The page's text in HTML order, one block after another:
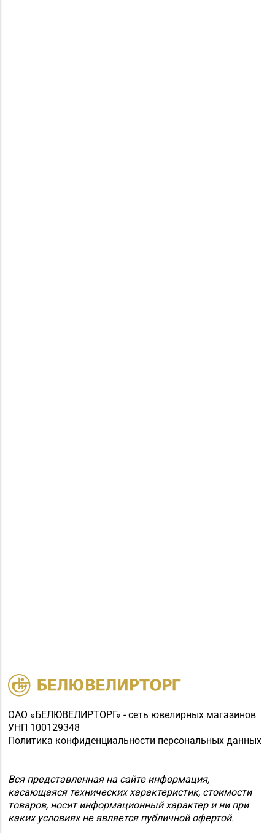
ОАО «БЕЛЮВЕЛИРТОРГ» - сеть ювелирных магазинов
УНП 100129348
Политика конфиденциальности персональных данных
Вся представленная на сайте информация,
касающаяся технических характеристик, стоимости
товаров, носит информационный характер и ни при
каких условиях не является публичной офертой.